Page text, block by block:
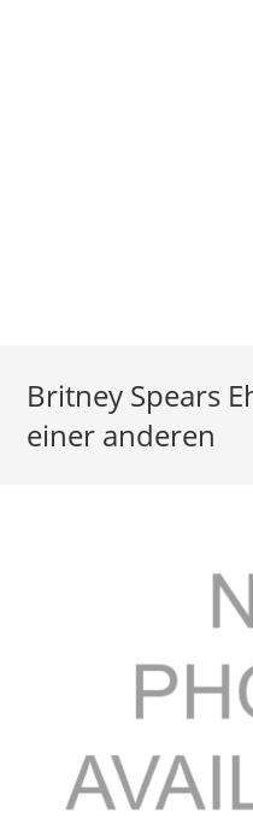
Britney Spears
einer anderen